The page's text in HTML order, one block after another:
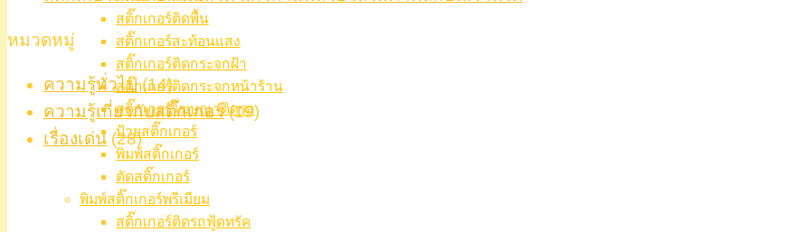
สติ๊กเกอร์ติดพื้น
สติ๊กเกอร์สะท้อนแสง
สติ๊กเกอร์ติดกระจกฝ้า
สติ๊กเกอร์ติดกระจกหน้าร้าน
สติ๊กเกอร์โฆษณาติดรถ
ป้ายสติ๊กเกอร์
พิมพ์สติ๊กเกอร์
ตัดสติ๊กเกอร์
พิมพ์สติ๊กเกอร์พรีเมียม
สติ๊กเกอร์ติดรถฟู้ดทรัค
หมวดหมู่
ความรู้ทั่วไป(14)
ความรู้เกี่ยวกับสติ๊กเกอร์(19)
เรื่องเด่น (28)